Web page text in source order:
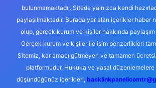
bulunmamaktadır. Sitede yalnızca kendi
paylaşılmaktadır. Burada yer alan içerikler haber
olup, gerçek kurum ve kişiler hakkında paylaşım
Gerçek kurum ve kişiler ile isim benzerlikleri
Sitemiz, kar amacı gütmeyen ve tamamen
platformudur. Hukuka ve yasal düzenlemelere
düşündüğünüz içerikleri,